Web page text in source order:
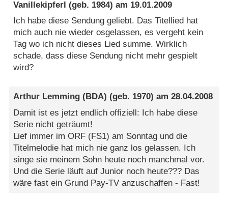
Vanillekipferl (geb. 1984) am 19.01.2009
Ich habe diese Sendung geliebt. Das Titellied hat
mich auch nie wieder osgelassen, es vergeht kein
Tag wo ich nicht dieses Lied summe. Wirklich
schade, dass diese Sendung nicht mehr gespielt
wird?
Arthur Lemming (BDA) (geb. 1970) am28.04.2008
Damit ist es jetzt endlich offiziell: Ich habe diese
Serie nicht geträumt!
Lief immer im ORF (FS1) am Sonntag und die
Titelmelodie hat mich nie ganz los gelassen. Ich
singe sie meinem Sohn heute noch manchmal vor.
Und die Serie läuft auf Junior noch heute??? Das
wäre fast ein Grund Pay-TV anzuschaffen - Fast!